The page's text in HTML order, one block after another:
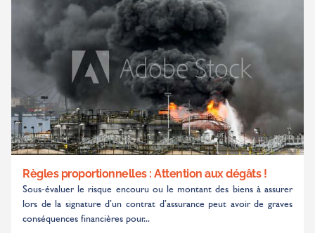
Règles proportionnelles : Attention aux dégâts !
Sous-évaluer le risque encouru ou le montant des biens à assurer
lors de la signature d’un contrat d’assurance peut avoir de graves
conséquences financières pour...